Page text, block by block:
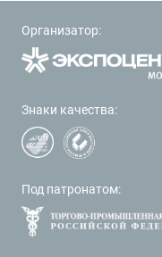
Организатор:
Знаки качества:
Под патронатом: